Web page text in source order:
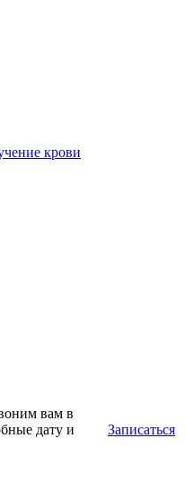
крови
вам в
дату и
Записаться